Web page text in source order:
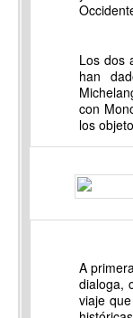
Los dos
han
con
los
A
dialoga,
viaje